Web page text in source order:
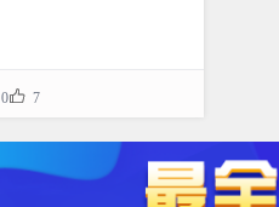
0 7